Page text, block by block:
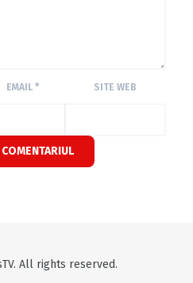
EMAIL* SITE WEB
All rights reserved.